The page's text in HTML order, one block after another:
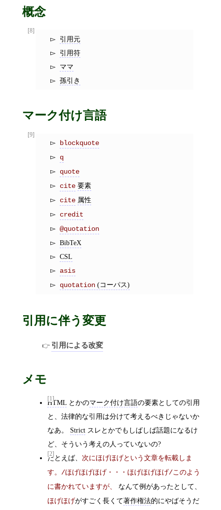
概念
[8]
引用元
引用符
ママ
孫引き
マーク付け言語
[9]
blockquote
q
quote
cite 要素
cite 属性
credit
@quotation
BibTeX
CSL
asis
quotation (コーパス)
引用に伴う変更
引用による改変
メモ
[1]
HTML とかのマーク付け言語の要素としての引用
と、法律的な引用は分けて考えるべきじゃないか
なあ。 Strict スレとかでもしばしば話題になるけ
ど、そういう考えの人っていないの?
[2]
たとえば、 次にほげほげという文章を転載しま
す。/ほげほげほげ・・・ほげほげほげ/このよう
に書かれていますが、
なんて例があったとして、
ほげほげがすごく長くて著作権法的にやばそうだ